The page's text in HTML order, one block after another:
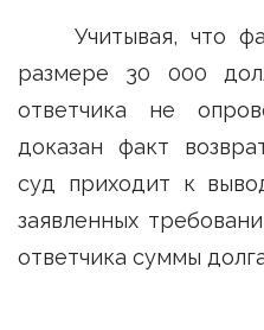
Учитывая, что
размере 30 000
ответчика не
доказан факт
суд приходит к
заявленных
ответчика суммы